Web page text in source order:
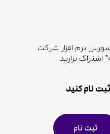
نرم افزار شرکت
بزارید
نام کنید
ثبت نام